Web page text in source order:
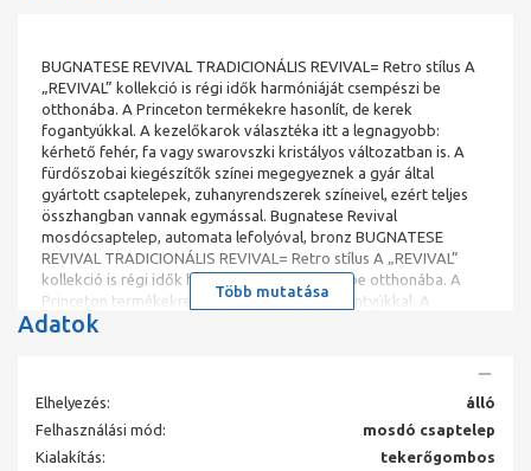
BUGNATESE REVIVAL TRADICIONÁLIS REVIVAL= Retro stílus A
„REVIVAL” kollekció is régi idők harmóniáját csempészi be
otthonába. A Princeton termékekre hasonlít, de kerek
fogantyúkkal. A kezelőkarok választéka itt a legnagyobb:
kérhető fehér, fa vagy swarovszki kristályos változatban is. A
fürdőszobai kiegészítők színei megegyeznek a gyár által
gyártott csaptelepek, zuhanyrendszerek színeivel, ezért teljes
összhangban vannak egymással. Bugnatese Revival
mosdócsaptelep, automata lefolyóval, bronz BUGNATESE
REVIVAL TRADICIONÁLIS REVIVAL= Retro stílus A „REVIVAL”
kollekció is régi idők harmóniáját csempészi be otthonába. A
Princeton termékekre hasonlít, de kerek fogantyúkkal. A
kezelőkarok választéka itt a legnagyobb: kérhető fehér, fa vagy
összehangolt stílusát kiemeli és egyedivé és azonossá teszi. • A
swarovszky kristályos fogantyú ennél a családnál is választható,
hozzávaló kiegészítőkkel együtt. • Falsík alatti rendszer is
Több mutatása
Adatok
Elhelyezés:
álló
Felhasználási mód:
mosdó csaptelep
Kialakítás:
tekerőgombos